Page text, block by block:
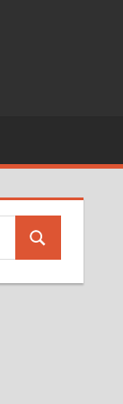
Buscar